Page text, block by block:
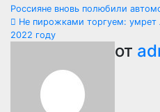
Навигация
по
записям
Россияне вновь полюбили
Не пирожками торгуем: умрет
2022 году
от